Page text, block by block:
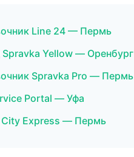
Line 24 — Пермь
Spravka Yellow — Оренбург
Spravka Pro — Пермь
Portal — Уфа
City Express — Пермь